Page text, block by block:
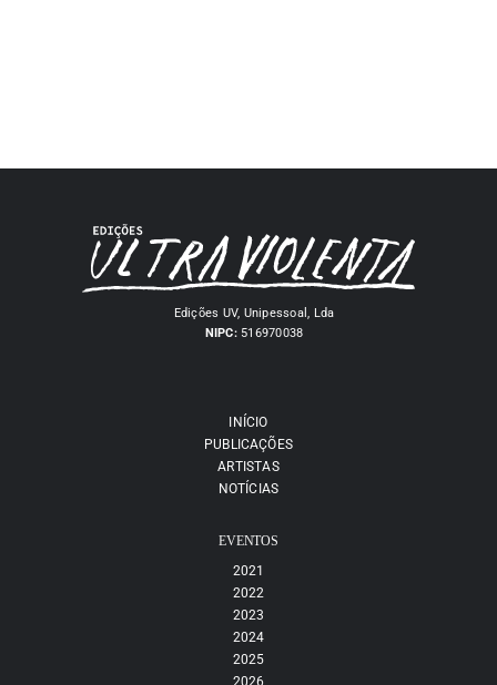
Edições UV, Unipessoal, Lda
NIPC:516970038
INÍCIO
PUBLICAÇÕES
ARTISTAS
NOTÍCIAS
EVENTOS
2021
2022
2023
2024
2025
2026